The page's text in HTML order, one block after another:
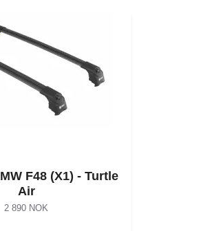
F48 (X1) - Turtle
Air
2 890 NOK